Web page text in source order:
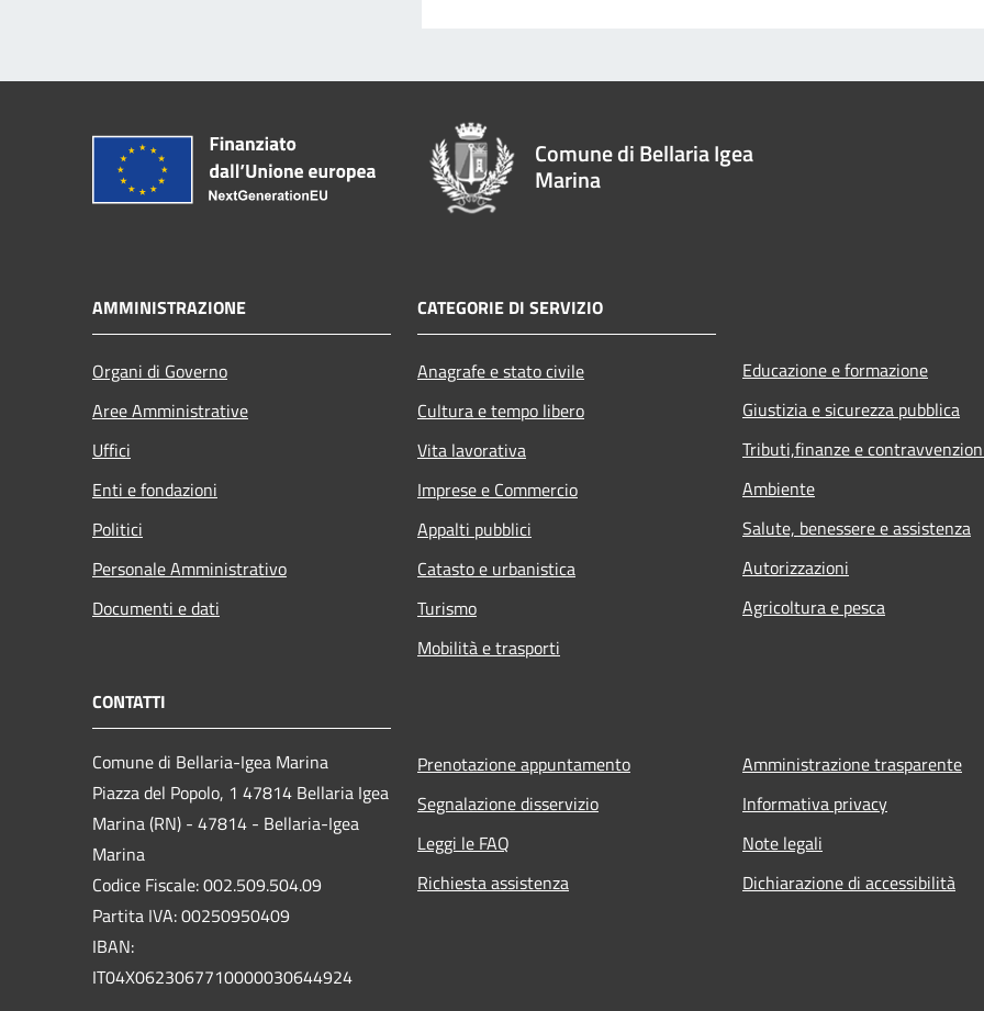
Comune di Bellaria Igea
Marina
AMMINISTRAZIONE
Organi di Governo
Aree Amministrative
Uffici
Enti e fondazioni
Politici
Personale Amministrativo
Documenti e dati
CATEGORIE DI SERVIZIO
Anagrafe e stato civile
Cultura e tempo libero
Vita lavorativa
Imprese e Commercio
Appalti pubblici
Catasto e urbanistica
Turismo
Mobilità e trasporti
Educazione e formazione
Giustizia e sicurezza pubblica
Tributi,finanze e
Ambiente
Salute, benessere e assistenza
Autorizzazioni
Agricoltura e pesca
CONTATTI
Comune di Bellaria-Igea Marina
Piazza del Popolo, 1 47814 Bellaria Igea
Marina (RN) - 47814 - Bellaria-Igea
Marina
Codice Fiscale: 002.509.504.09
Partita IVA: 00250950409
IBAN:
IT04X0623067710000030644924
Prenotazione appuntamento
Segnalazione disservizio
Leggi le FAQ
Richiesta assistenza
Amministrazione trasparente
Informativa privacy
Note legali
Dichiarazione di accessibilità